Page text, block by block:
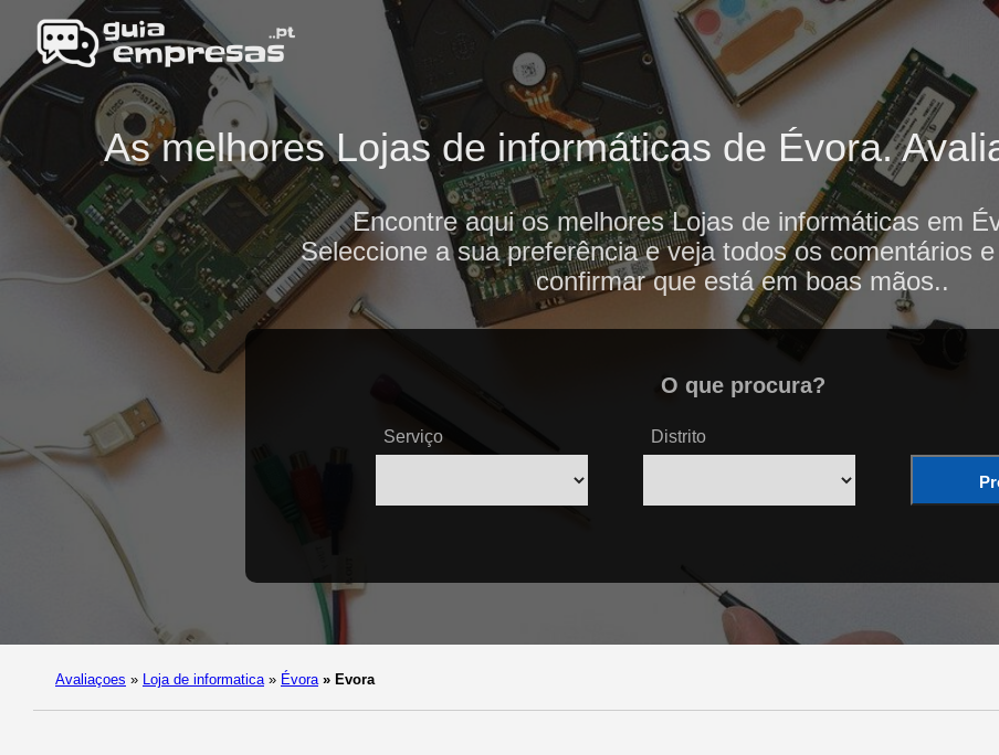
As melhores Lojas de informáticas de Évora.
Encontre aqui os melhores Lojas de informáticas em
Seleccione a sua preferência e veja todos os comentários
confirmar que está em boas mãos..
O que procura?
Serviço Distrito
Avaliaçoes » Loja de informatica » Évora » Evora